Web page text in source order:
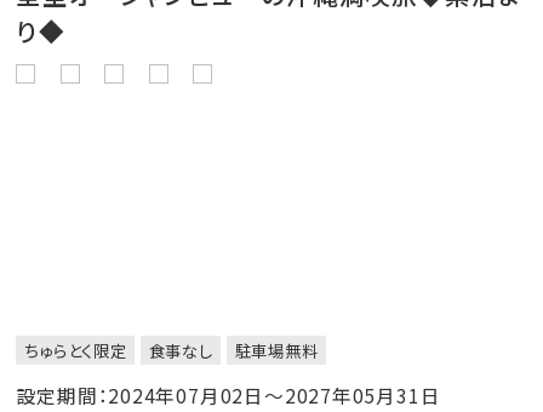
り◆
ちゅらとく限定 食事なし 駐車場無料
設定期間：2024年07月02日～2027年05月31日